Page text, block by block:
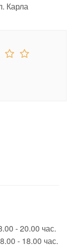
Карла
- 20.00 час.
- 18.00 час.